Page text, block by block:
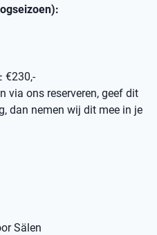
€230,-
via ons reserveren, geef dit
dan nemen wij dit mee in je
Sälen